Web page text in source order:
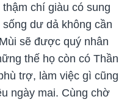
chí giàu có sung
dư dả không cần
sẽ được quý nhân
thế họ còn có Thần
trợ, làm việc gì cũng
ngày mai. Cùng chờ